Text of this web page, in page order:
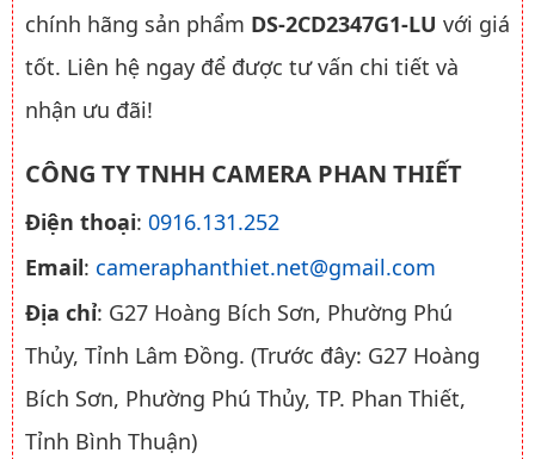
chính hãng sản phẩm DS-2CD2347G1-LU với giá
tốt. Liên hệ ngay để được tư vấn chi tiết và
nhận ưu đãi!
CÔNG TY TNHH CAMERA PHAN THIẾT
Điện thoại: 0916.131.252
Email: cameraphanthiet.net@gmail.com
Địa chỉ: G27 Hoàng Bích Sơn, Phường Phú
Thủy, Tỉnh Lâm Đồng. (Trước đây: G27 Hoàng
Bích Sơn, Phường Phú Thủy, TP. Phan Thiết,
Tỉnh Bình Thuận)